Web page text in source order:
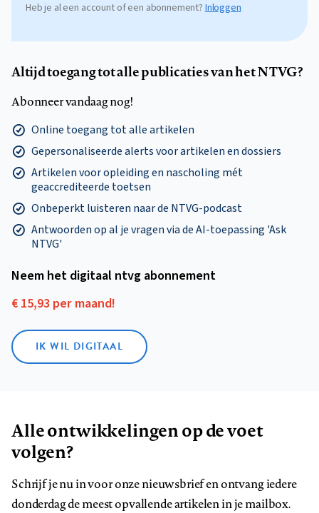
Heb je al een account of een abonnement?Inloggen
Altijd toegang tot alle publicaties van het NTVG?
Abonneer vandaag nog!
Online toegang tot alle artikelen
Gepersonaliseerde alerts voor artikelen en dossiers
Artikelen voor opleiding en nascholing mét
geaccrediteerde toetsen
Onbeperkt luisteren naar de NTVG-podcast
Antwoorden op al je vragen via de AI-toepassing 'Ask
NTVG'
Neem het digitaal ntvg abonnement
€ 15,93 per maand!
IK WIL DIGITAAL
Alle ontwikkelingen op de voet
volgen?
Schrijf je nu in voor onze nieuwsbrief en ontvang iedere
donderdag de meest opvallende artikelen in je mailbox.